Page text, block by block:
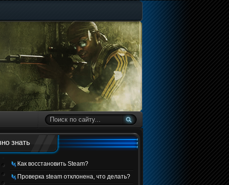
знать
Как восстановить Steam?
Проверка steam отклонена, что делать?